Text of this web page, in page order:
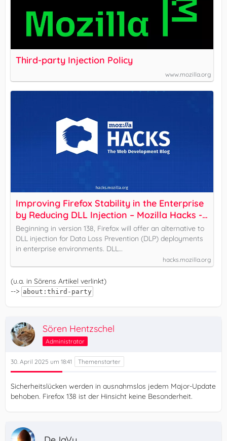
Third-party Injection Policy
www.mozilla.org
Improving Firefox Stability in the Enterprise
by Reducing DLL Injection – Mozilla Hacks -
the Web developer blog
Beginning in version 138, Firefox will offer an alternative to
DLL injection for Data Loss Prevention (DLP) deployments
in enterprise environments. DLL…
hacks.mozilla.org
(u.a. in Sörens Artikel verlinkt)
--> about:third-party
Sören Hentzschel
Administrator
30. April 2025 um 18:41
Sicherheitslücken werden in ausnahmslos jedem Major-Update
behoben. Firefox 138 ist der Hinsicht keine Besonderheit.